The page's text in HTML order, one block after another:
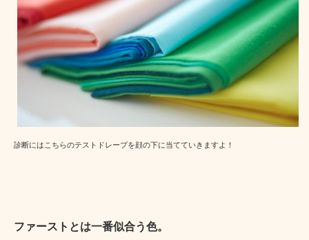
診断にはこちらのテストドレープを顔の下に当てていきますよ！
ファーストとは一番似合う色。